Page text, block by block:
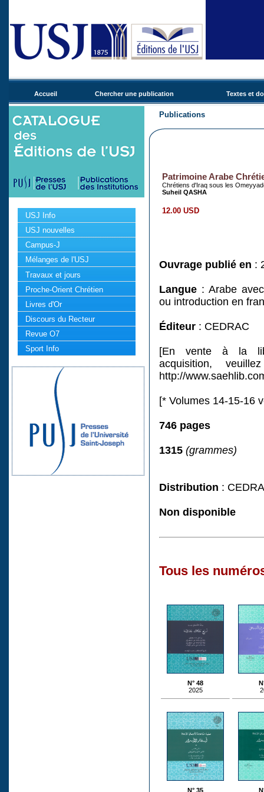
Accueil Chercher une publication Textes et
USJ Info
USJ nouvelles
Campus-J
Mélanges de l'USJ
Travaux et jours
Proche-Orient Chrétien
Livres d'Or
Discours du Recteur
Revue O7
Sport Info
Publications
Patrimoine Arabe
Chrétiens d'Iraq sous les
Suheil QASHA
12.00 USD
Ouvrage publié en :
Langue : Arabe
ou introduction en
Éditeur : CEDRAC
[En vente à la
acquisition,
http://
[* Volumes 14-15-16
746 pages
1315 (grammes)
Distribution :
Non disponible
Tous les
N° 48
2025
N° 35